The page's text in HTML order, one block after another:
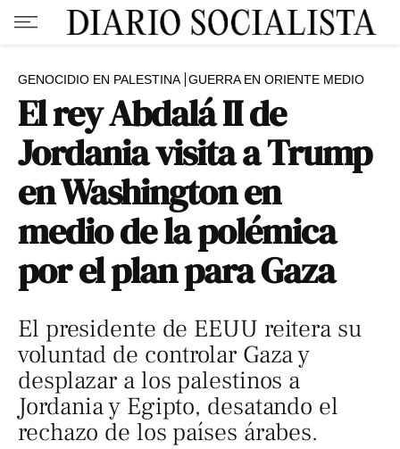
GENOCIDIO EN PALESTINA GUERRA EN ORIENTE MEDIO
El rey Abdalá II de
Jordania visita a Trump
en Washington en
medio de la polémica
por el plan para Gaza
El presidente de EEUU reitera su
voluntad de controlar Gaza y
desplazar a los palestinos a
Jordania y Egipto, desatando el
rechazo de los países árabes.